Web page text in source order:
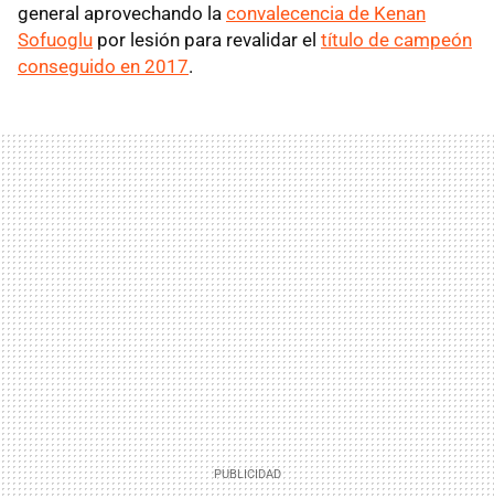
general aprovechando la convalecencia de Kenan
Sofuoglu por lesión para revalidar el título de campeón
conseguido en 2017.